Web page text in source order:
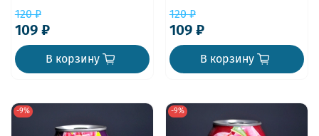
120 ₽
109 ₽
В корзину
120 ₽
109 ₽
В корзину
-9% -9%